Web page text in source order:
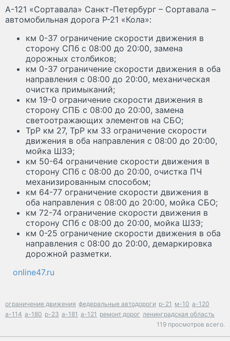
А-121 «Сортавала» Санкт-Петербург – Сортавала –
автомобильная дорога Р-21 «Кола»:
км 0-37 ограничение скорости движения в
сторону СПб с 08:00 до 20:00, замена
дорожных столбиков;
км 0-37 ограничение скорости движения в оба
направления с 08:00 до 20:00, механическая
очистка примыканий;
км 19-0 ограничение скорости движения в
сторону СПБ с 08:00 до 20:00, замена
светоотражающих элементов на СБО;
ТрР км 27, ТрР км 33 ограничение скорости
движения в оба направления с 08:00 до 20:00,
мойка ШЗЭ;
км 50-64 ограничение скорости движения в
сторону СПб с 08:00 до 20:00, очистка ПЧ
механизированным способом;
км 64-77 ограничение скорости движения в
оба направления с 08:00 до 20:00, мойка СБО;
км 72-74 ограничение скорости движения в
сторону СПб с 08:00 до 20:00, мойка ШЗЭ;
км 0-25 ограничение скорости движения в оба
направления с 08:00 до 20:00, демаркировка
дорожной разметки.
online47.ru
ограничение движения федеральные автодороги р-21 м-10 а-120
а-114 а-180 р-23 а-181 а-121 ремонт дорог ленинградская область
119 просмотров всего.